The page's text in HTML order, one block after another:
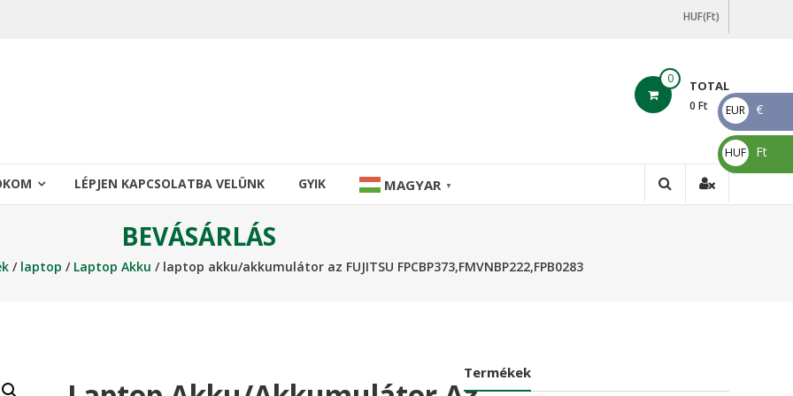
HUF(Ft)
0 TOTAL
0 Ft
LÉPJEN KAPCSOLATBA VELÜNK GYIK MAGYAR ▼
BEVÁSÁRLÁS
/ laptop / Laptop Akku / laptop akku/akkumulátor az FUJITSU FPCBP373,FMVNBP222,FPB0283
Termékek
EUR
€
€
HUF
Ft
Ft